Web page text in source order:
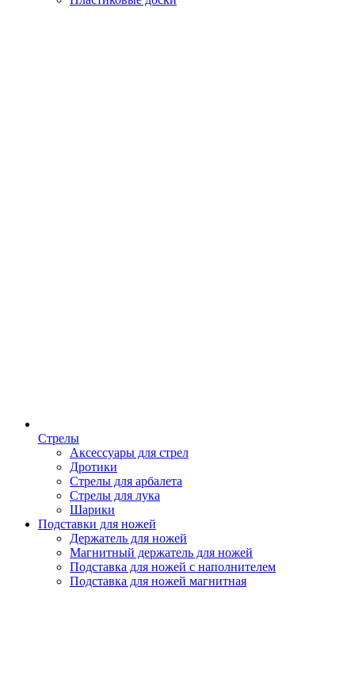
Стрелы
Аксессуары для стрел
Дротики
Стрелы для арбалета
Стрелы для лука
Шарики
Подставки для ножей
Держатель для ножей
Магнитный держатель для ножей
Подставка для ножей с наполнителем
Подставка для ножей магнитная